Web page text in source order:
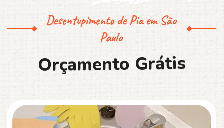
Desentupimento de Pia em São
Paulo
Orçamento Grátis